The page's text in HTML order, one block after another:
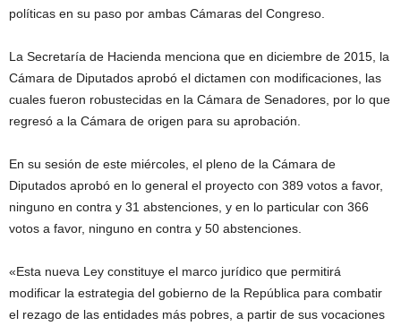
políticas en su paso por ambas Cámaras del Congreso.
La Secretaría de Hacienda menciona que en diciembre de 2015, la
Cámara de Diputados aprobó el dictamen con modificaciones, las
cuales fueron robustecidas en la Cámara de Senadores, por lo que
regresó a la Cámara de origen para su aprobación.
En su sesión de este miércoles, el pleno de la Cámara de
Diputados aprobó en lo general el proyecto con 389 votos a favor,
ninguno en contra y 31 abstenciones, y en lo particular con 366
votos a favor, ninguno en contra y 50 abstenciones.
«Esta nueva Ley constituye el marco jurídico que permitirá
modificar la estrategia del gobierno de la República para combatir
el rezago de las entidades más pobres, a partir de sus vocaciones